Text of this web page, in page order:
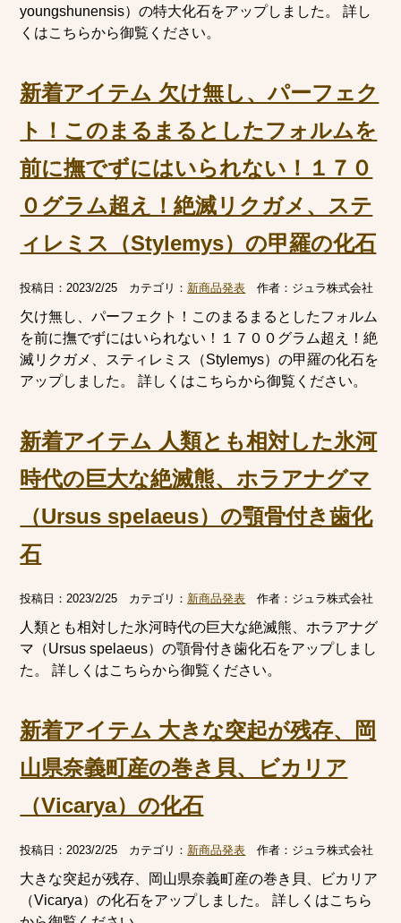
youngshunensis）の特大化石をアップしました。 詳し
くはこちらから御覧ください。
新着アイテム 欠け無し、パーフェク
ト！このまるまるとしたフォルムを
前に撫でずにはいられない！１７０
０グラム超え！絶滅リクガメ、ステ
ィレミス（Stylemys）の甲羅の化石
投稿日：2023/2/25 カテゴリ： 新商品発表 作者： ジュラ株式会社
欠け無し、パーフェクト！このまるまるとしたフォルム
を前に撫でずにはいられない！１７００グラム超え！絶
滅リクガメ、スティレミス（Stylemys）の甲羅の化石を
アップしました。 詳しくはこちらから御覧ください。
新着アイテム 人類とも相対した氷河
時代の巨大な絶滅熊、ホラアナグマ
（Ursus spelaeus）の顎骨付き歯化
石
投稿日：2023/2/25 カテゴリ： 新商品発表 作者： ジュラ株式会社
人類とも相対した氷河時代の巨大な絶滅熊、ホラアナグ
マ（Ursus spelaeus）の顎骨付き歯化石をアップしまし
た。 詳しくはこちらから御覧ください。
新着アイテム 大きな突起が残存、岡
山県奈義町産の巻き貝、ビカリア
（Vicarya）の化石
投稿日：2023/2/25 カテゴリ： 新商品発表 作者： ジュラ株式会社
大きな突起が残存、岡山県奈義町産の巻き貝、ビカリア
（Vicarya）の化石をアップしました。 詳しくはこちら